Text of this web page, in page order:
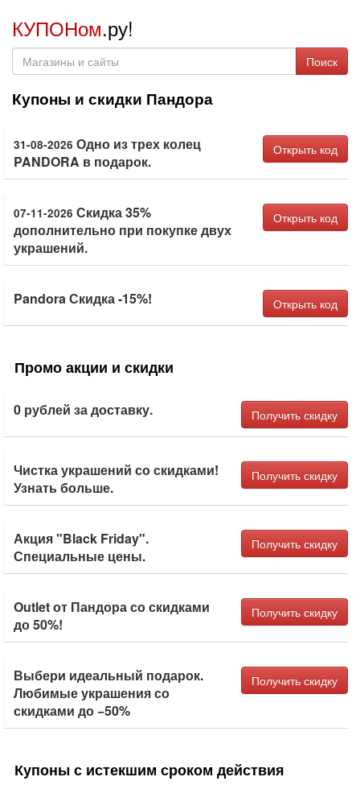
КУПОНом.ру!
Поиск
Купоны и скидки Пандора
31-08-2026 Одно из трех колец
PANDORA в подарок.
Открыть код
07-11-2026 Скидка 35%
дополнительно при покупке двух
украшений.
Открыть код
Pandora Скидка -15%! Открыть код
Промо акции и скидки
0 рублей за доставку. Получить скидку
Чистка украшений со скидками!
Узнать больше.
Получить скидку
Акция "Black Friday".
Специальные цены.
Получить скидку
Outlet от Пандора со скидками
до 50%!
Получить скидку
Выбери идеальный подарок.
Любимые украшения со
скидками до −50%
Получить скидку
Купоны с истекшим сроком действия